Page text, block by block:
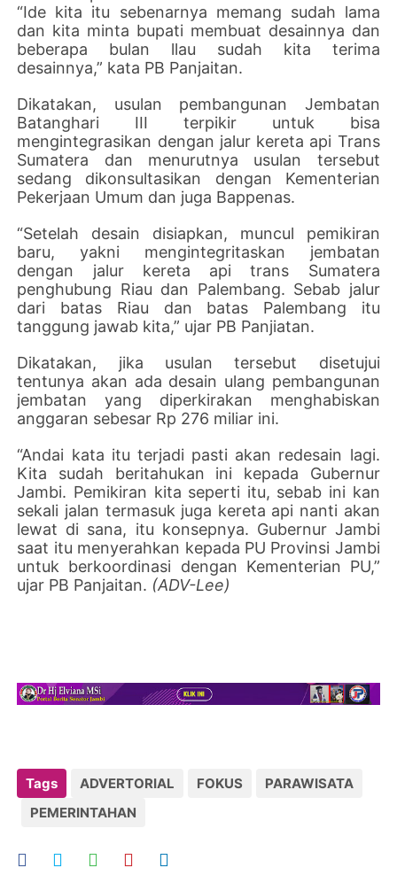
“Ide kita itu sebenarnya memang sudah lama
dan kita minta bupati membuat desainnya dan
beberapa bulan llau sudah kita terima
desainnya,” kata PB Panjaitan.
Dikatakan, usulan pembangunan Jembatan
Batanghari III terpikir untuk bisa
mengintegrasikan dengan jalur kereta api Trans
Sumatera dan menurutnya usulan tersebut
sedang dikonsultasikan dengan Kementerian
Pekerjaan Umum dan juga Bappenas.
“Setelah desain disiapkan, muncul pemikiran
baru, yakni mengintegritaskan jembatan
dengan jalur kereta api trans Sumatera
penghubung Riau dan Palembang. Sebab jalur
dari batas Riau dan batas Palembang itu
tanggung jawab kita,” ujar PB Panjiatan.
Dikatakan, jika usulan tersebut disetujui
tentunya akan ada desain ulang pembangunan
jembatan yang diperkirakan menghabiskan
anggaran sebesar Rp 276 miliar ini.
“Andai kata itu terjadi pasti akan redesain lagi.
Kita sudah beritahukan ini kepada Gubernur
Jambi. Pemikiran kita seperti itu, sebab ini kan
sekali jalan termasuk juga kereta api nanti akan
lewat di sana, itu konsepnya. Gubernur Jambi
saat itu menyerahkan kepada PU Provinsi Jambi
untuk berkoordinasi dengan Kementerian PU,”
ujar PB Panjaitan. (ADV-Lee)
Tags ADVERTORIAL FOKUS
PARAWISATA
PEMERINTAHAN